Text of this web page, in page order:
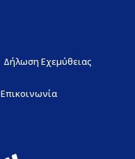
Δήλωση Εχεμύθειας
Επικοινωνία